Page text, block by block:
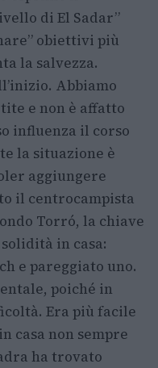
di El Sadar”
obiettivi più
la salvezza.
Abbiamo
e non è affatto
influenza il corso
la situazione è
aggiungere
il centrocampista
Torró, la chiave
in casa:
e pareggiato uno.
poiché in
Era più facile
casa non sempre
ha trovato